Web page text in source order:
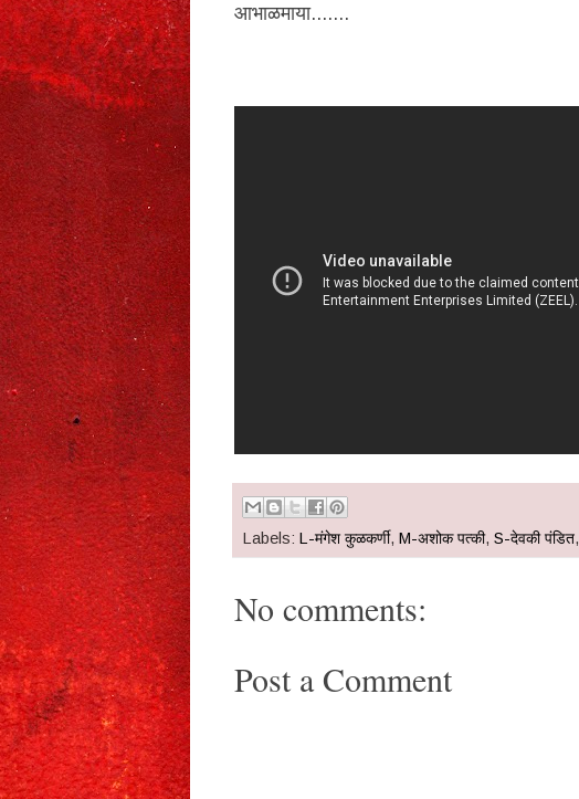
आभाळमाया.......
Labels: L-मंगेश कुळकर्णी, M-अशोक पत्की, S-देवकी पंडित,
No comments:
Post a Comment